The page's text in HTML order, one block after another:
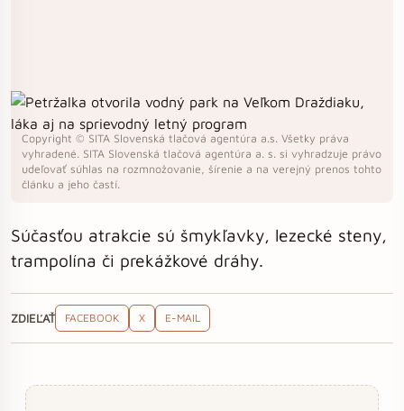
Copyright © SITA Slovenská tlačová agentúra a.s. Všetky práva
vyhradené. SITA Slovenská tlačová agentúra a. s. si vyhradzuje právo
udeľovať súhlas na rozmnožovanie, šírenie a na verejný prenos tohto
článku a jeho častí.
Súčasťou atrakcie sú šmykľavky, lezecké steny,
trampolína či prekážkové dráhy.
ZDIEĽAŤ FACEBOOK X E-MAIL